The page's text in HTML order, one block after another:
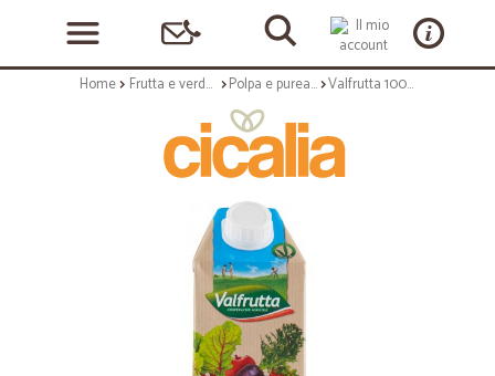
Home Frutta e verdura Polpa e purea di frutta Valfrutta 100% Frullato Veggie Frutti di Bosco Barbabietola Carota Nera 1000 ml.